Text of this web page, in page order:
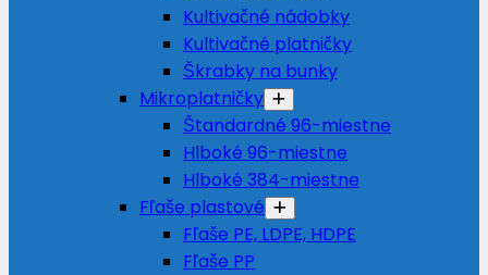
Kultivačné nádobky
Kultivačné platničky
Škrabky na bunky
Mikroplatničky
Štandardné 96-miestne
Hlboké 96-miestne
Hlboké 384-miestne
Fľaše plastové
Fľaše PE, LDPE, HDPE
Fľaše PP